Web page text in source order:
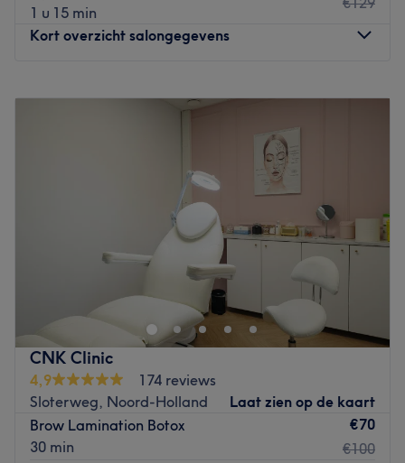
haargroeibehandelingen
1 u 15 min
Kort overzicht salongegevens
14:00
10:00
Gesloten
10:00
17:00
Bij Queen’s Glow in Hoofddorp geef ik (Angie) je met
liefde professionele gezichtsbehandelingen,
huidverbetering en ontspanning op maat. Ik werk alleen,
dus jij krijgt altijd mijn volle aandacht. Met fijne
producten en een warme sfeer zorg ik dat jij stralend en
verzorgd de deur uitgaat. Je kunt bij mij o.a. terecht voor:
✔️ Dieptereiniging van het gezicht
✔️ Microneedling tegen pigment & fijne lijntjes
✔️ Mini HIFU voor een liftend effect
✔️ Hydro Glow behandeling voor een frisse huid.
CNK Clinic
4,9
174 reviews
Sloterweg, Noord-Holland
Laat zien op de kaart
Brow Lamination Botox
30 min
€70
€100